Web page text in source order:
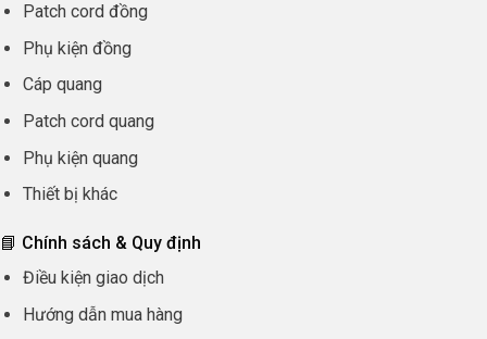
Patch cord đồng
Phụ kiện đồng
Cáp quang
Patch cord quang
Phụ kiện quang
Thiết bị khác
📘 Chính sách & Quy định
Điều kiện giao dịch
Hướng dẫn mua hàng